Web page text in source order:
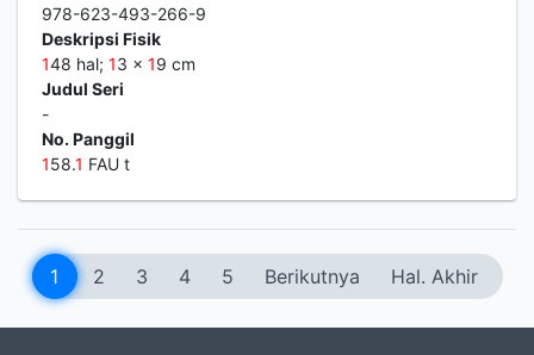
978-623-493-266-9
Deskripsi Fisik
148 hal; 13 x 19 cm
Judul Seri
-
No. Panggil
158.1 FAU t
1 2 3 4 5 Berikutnya Hal. Akhir